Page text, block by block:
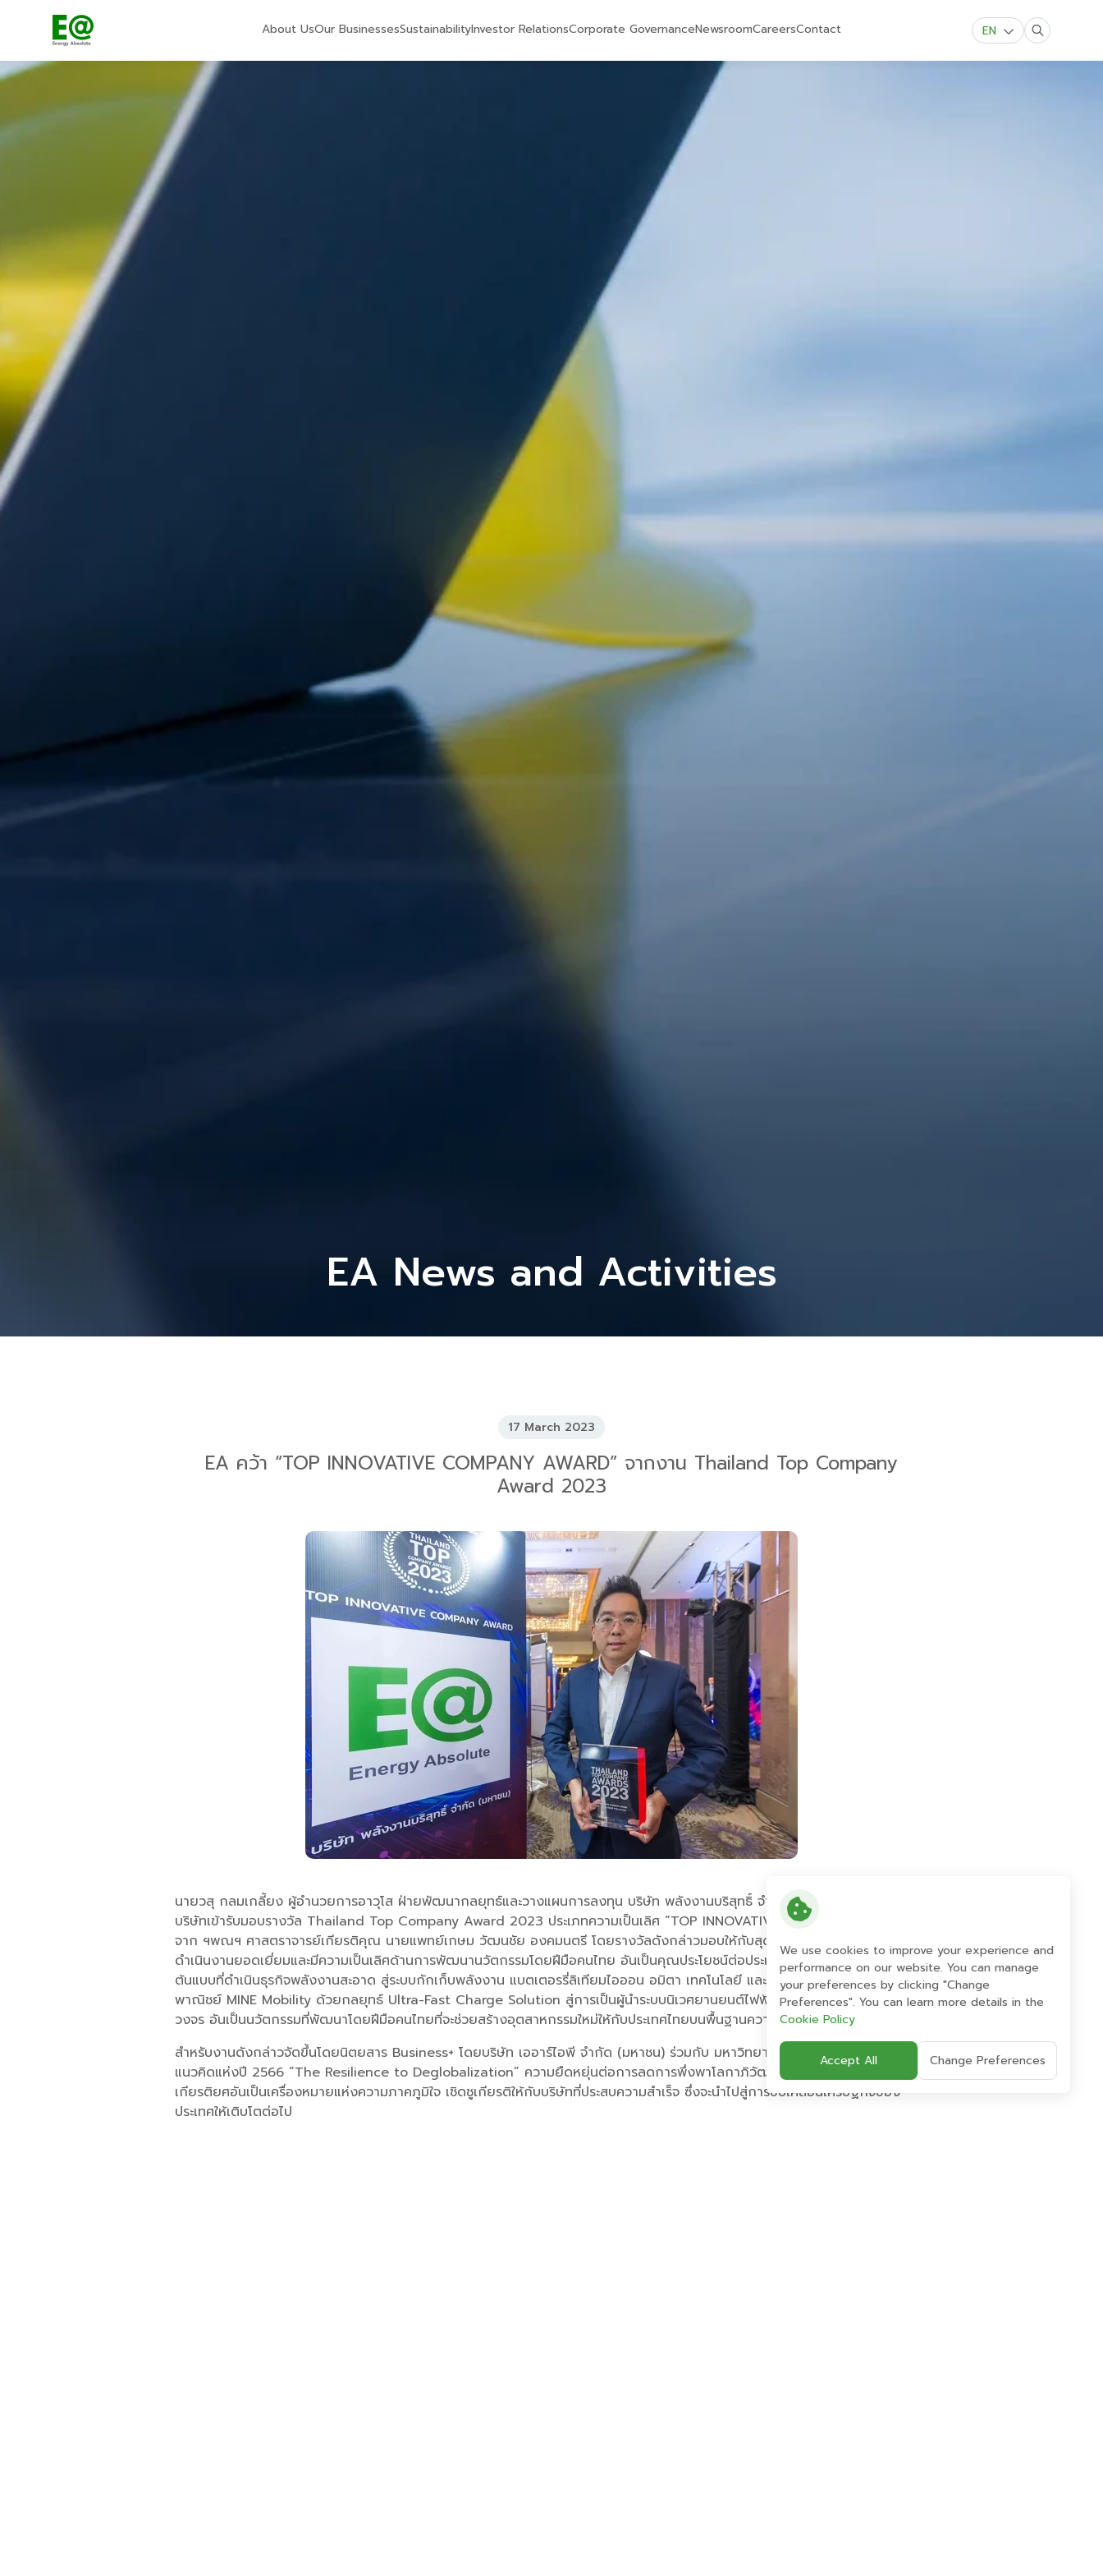
About UsOur BusinessesSustainabilityInvestor RelationsCorporate GovernanceNewsroomCareersContact EN
EA News and Activities
17 March 2023
EA คว้า “TOP INNOVATIVE COMPANY AWARD” จากงาน Thailand Top Company
Award 2023
นายวสุ กลมเกลี้ยง ผู้อำนวยการอาวุโส ฝ่ายพัฒนากลยุทธ์และวางแผนการลงทุน บริษัท พลังงานบริสุทธิ์ จำกัด (มหาชน) เป็นผู้แทน
บริษัทเข้ารับมอบรางวัล Thailand Top Company Award 2023 ประเภทความเป็นเลิศ “TOP INNOVATIVE COMPANY AWARD”
จาก ฯพณฯ ศาสตราจารย์เกียรติคุณ นายแพทย์เกษม วัฒนชัย องคมนตรี โดยรางวัลดังกล่าวมอบให้กับสุดยอดองค์กรธุรกิจที่มีผลการ
ดำเนินงานยอดเยี่ยมและมีความเป็นเลิศด้านการพัฒนานวัตกรรมโดยฝีมือคนไทย อันเป็นคุณประโยชน์ต่อประเทศชาติ ซึ่งถือเป็นองค์กร
ต้นแบบที่ดำเนินธุรกิจพลังงานสะอาด สู่ระบบกักเก็บพลังงาน แบตเตอรรี่ลิเทียมไอออน อมิตา เทคโนโลยี และธุรกิจยานยนต์ไฟฟ้าเชิง
พาณิชย์ MINE Mobility ด้วยกลยุทธ์ Ultra-Fast Charge Solution สู่การเป็นผู้นำระบบนิเวศยานยนต์ไฟฟ้า (Ecosystem) อย่างครบ
วงจร อันเป็นนวัตกรรมที่พัฒนาโดยฝีมือคนไทยที่จะช่วยสร้างอุตสาหกรรมใหม่ให้กับประเทศไทยบนพื้นฐานความยั่งยืน
สำหรับงานดังกล่าวจัดขึ้นโดยนิตยสาร Business+ โดยบริษัท เออาร์ไอพี จำกัด (มหาชน) ร่วมกับ มหาวิทยาลัยหอการค้าไทย ภายใต้
แนวคิดแห่งปี 2566 “The Resilience to Deglobalization” ความยืดหยุ่นต่อการลดการพึ่งพาโลกาภิวัฒน์ เพื่อมอบรางวัลแห่ง
เกียรติยศอันเป็นเครื่องหมายแห่งความภาคภูมิใจ เชิดชูเกียรติให้กับบริษัทที่ประสบความสำเร็จ ซึ่งจะนำไปสู่การขับเคลื่อนเศรษฐกิจของ
ประเทศให้เติบโตต่อไป
We use cookies to improve your experience and
performance on our website. You can manage
your preferences by clicking "Change
Preferences". You can learn more details in the
Cookie Policy
Accept All Change Preferences